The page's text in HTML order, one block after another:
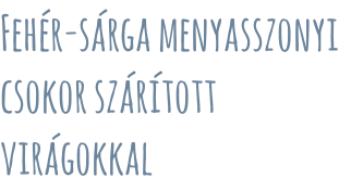
Fehér-sárga menyasszonyi
csokor szárított
virágokkal